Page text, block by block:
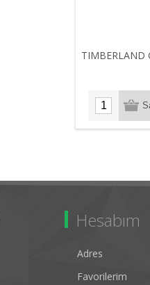
TIMBERLAND
Hesabım
Adres
Favorilerim